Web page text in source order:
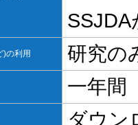
)の利用 研究の
一年間
ダウン